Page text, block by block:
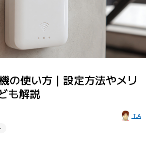
の使い方｜設定方法やメリ
も解説
T.A